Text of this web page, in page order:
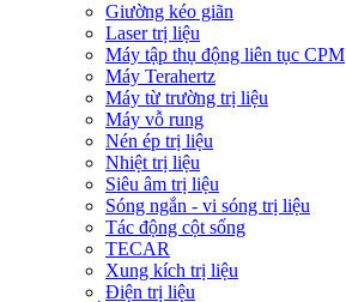
Giường kéo giãn
Laser trị liệu
Máy tập thụ động liên tục CPM
Máy Terahertz
Máy từ trường trị liệu
Máy vỗ rung
Nén ép trị liệu
Nhiệt trị liệu
Siêu âm trị liệu
Sóng ngắn - vi sóng trị liệu
Tác động cột sống
TECAR
Xung kích trị liệu
Điện trị liệu